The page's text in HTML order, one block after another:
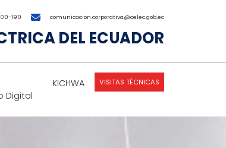
190 comunicacion.corporativa@celec.gob.ec
DEL ECUADOR
Digital
KICHWA VISITAS TÉCNICAS